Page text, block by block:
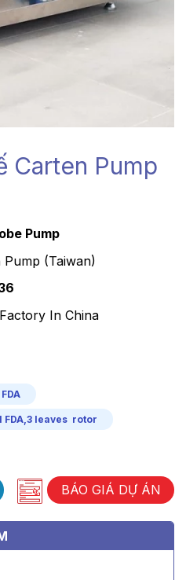
Carten Pump
Pump
(Taiwan)
In China
FDA,3 leaves rotor
BÁO GIÁ DỰ ÁN